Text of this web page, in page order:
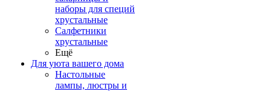
наборы для специй
хрустальные
Салфетники
хрустальные
Ещё
Для уюта вашего дома
Настольные
лампы, люстры и